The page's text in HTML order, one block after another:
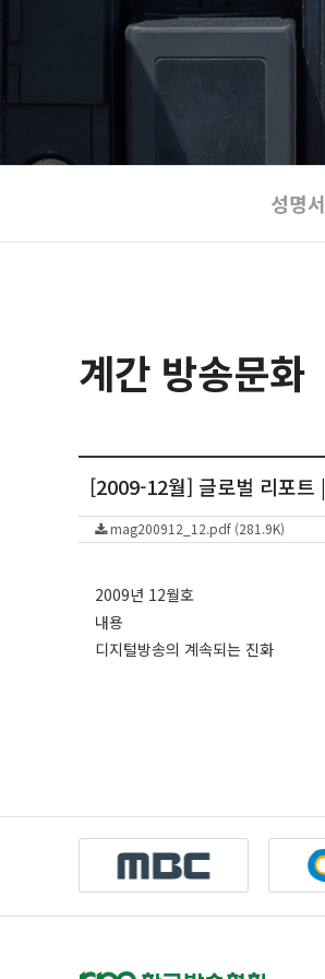
성명서
계간 방송문화
[2009-12월] 글로벌 리포트
mag200912_12.pdf (281.9K)
2009년 12월호
내용
디지털방송의 계속되는 진화